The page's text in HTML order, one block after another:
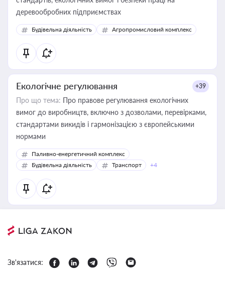
деревообробних підприємствах
Будівельна діяльність Агропромисловий комплекс
Екологічне регулювання +39
Про що тема: Про правове регулювання екологічних
вимог до виробництв, включно з дозволами, перевірками,
стандартами викидів і гармонізацією з європейськими
нормами
Паливно-енергетичний комплекс
Будівельна діяльність
Транспорт +4
Зв'язатися: